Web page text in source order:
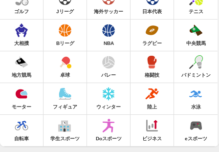
ゴルフ Jリーグ 海外サッカー 日本代表 テニス
大相撲 Bリーグ NBA ラグビー 中央競馬
地方競馬 卓球 バレー 格闘技 バドミントン
モーター フィギュア ウィンター 陸上 水泳
自転車 学生スポーツ Doスポーツ ビジネス eスポーツ